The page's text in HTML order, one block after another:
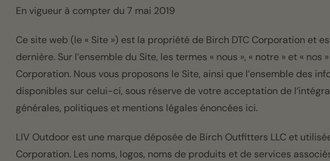
En vigueur à compter du 7 mai 2019
Ce site web (le « Site ») est la propriété de Birch DTC Corporation et
dernière. Sur l’ensemble du Site, les termes « nous », « notre » et « nos
Corporation. Nous vous proposons le Site, ainsi que l’ensemble des
disponibles sur celui-ci, sous réserve de votre acceptation de
générales, politiques et mentions légales énoncées ici.
LIV Outdoor est une marque déposée de Birch Outfitters LLC et
Corporation. Les noms, logos, noms de produits et de services